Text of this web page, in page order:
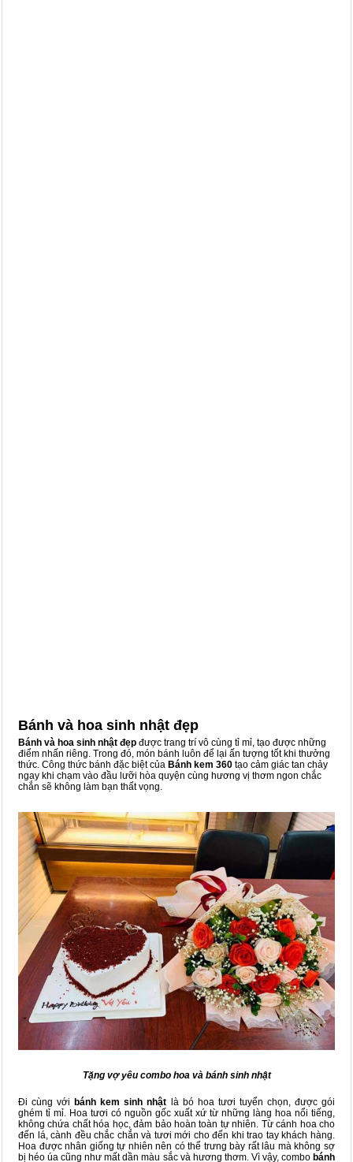
Bánh và hoa sinh nhật đẹp
Bánh và hoa sinh nhật đẹp được trang trí vô cùng tỉ mỉ, tạo được những
điểm nhấn riêng. Trong đó, món bánh luôn để lại ấn tượng tốt khi thưởng
thức. Công thức bánh đặc biệt của Bánh kem 360 tạo cảm giác tan chảy
ngay khi chạm vào đầu lưỡi hòa quyện cùng hương vị thơm ngon chắc
chắn sẽ không làm bạn thất vọng.
Tặng vợ yêu combo hoa và bánh sinh nhật
Đi cùng vớibánh kem sinh nhật là bó hoa tươi tuyển chọn, được gói
ghém tỉ mỉ. Hoa tươi có nguồn gốc xuất xứ từ những làng hoa nổi tiếng,
không chứa chất hóa học, đảm bảo hoàn toàn tự nhiên. Từ cánh hoa cho
đến lá, cành đều chắc chắn và tươi mới cho đến khi trao tay khách hàng.
Hoa được nhân giống tự nhiên nên có thể trưng bày rất lâu mà không sợ
bị héo úa cũng như mất dần màu sắc và hương thơm. Vì vậy, combobánh